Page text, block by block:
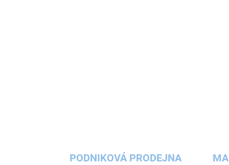
PODNIKOVÁ PRODEJNA